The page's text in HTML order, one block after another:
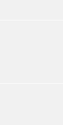
を確保した
の具材詰め
導入される
」や「いち
自動化した
アセスメント
ン、ポンプ
置」です。
ルミ、フィ
働を実現し
してパワー
ポンプなど社